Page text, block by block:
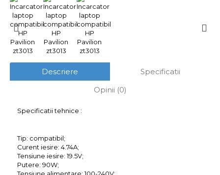
Descriere
Specificatii
Opinii (0)
Specificatii tehnice :
Tip: compatibil;
Curent iesire: 4.74A;
Tensiune iesire: 19.5V;
Putere: 90W;